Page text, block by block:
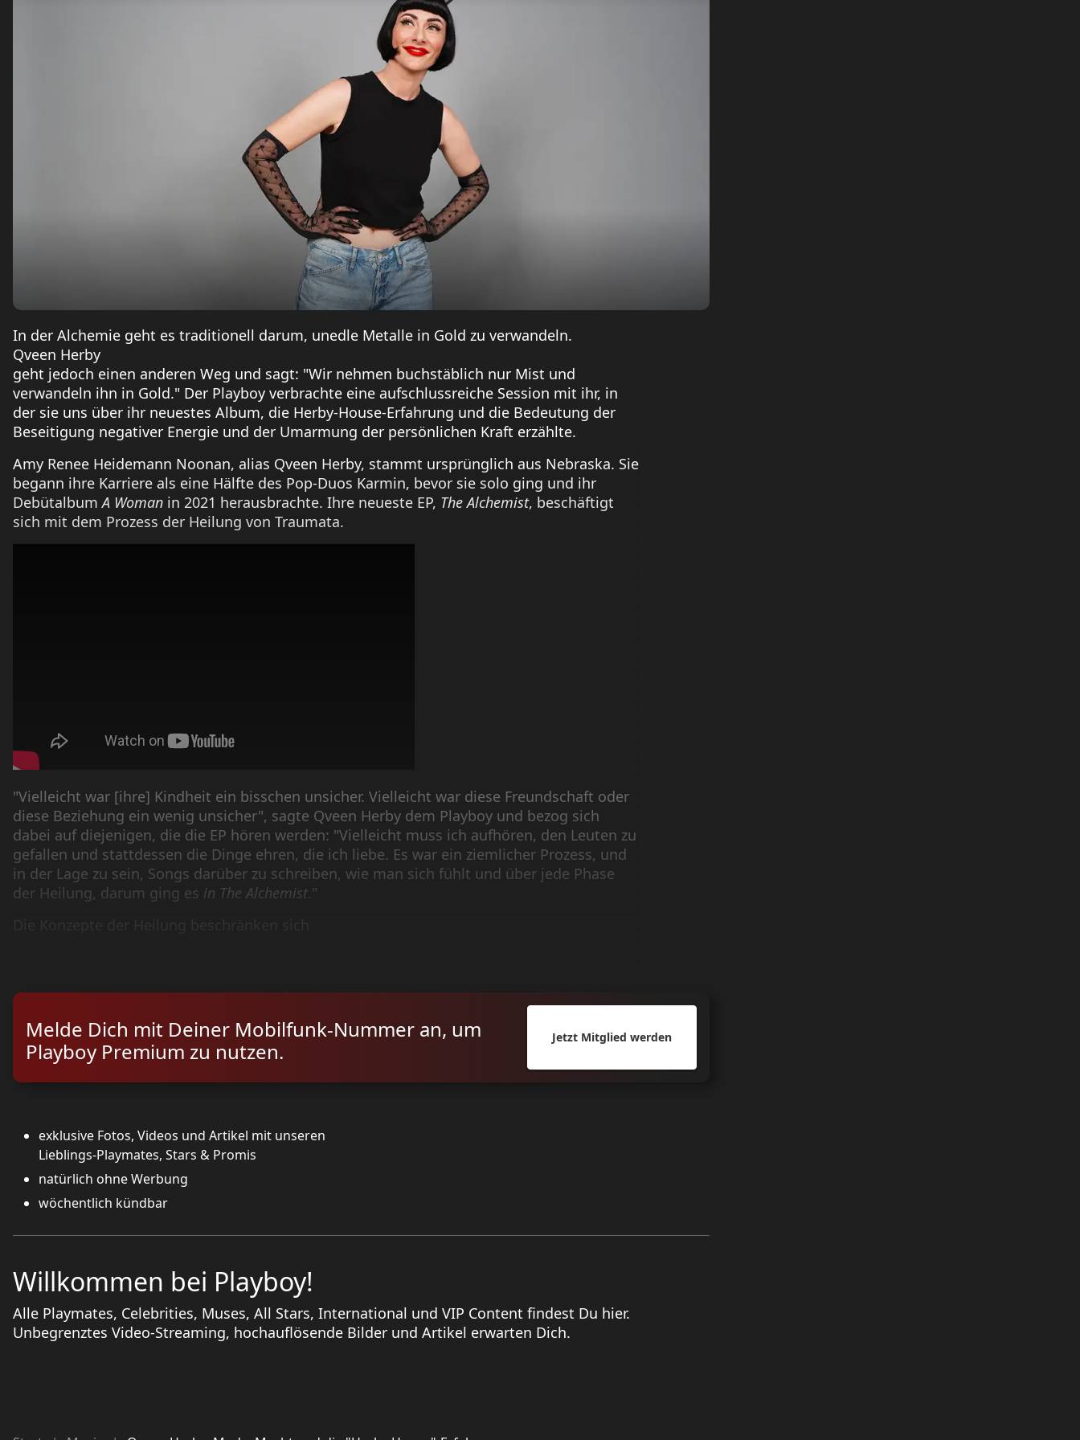
In der Alchemie geht es traditionell darum, unedle Metalle in Gold zu verwandeln.
Qveen Herby
geht jedoch einen anderen Weg und sagt: "Wir nehmen buchstäblich nur Mist und
verwandeln ihn in Gold." Der Playboy verbrachte eine aufschlussreiche Session mit ihr, in
der sie uns über ihr neuestes Album, die Herby-House-Erfahrung und die Bedeutung der
Beseitigung negativer Energie und der Umarmung der persönlichen Kraft erzählte.
Amy Renee Heidemann Noonan, alias Qveen Herby, stammt ursprünglich aus Nebraska. Sie
begann ihre Karriere als eine Hälfte des Pop-Duos Karmin, bevor sie solo ging und ihr
DebütalbumA Woman in 2021 herausbrachte. Ihre neueste EP, The Alchemist, beschäftigt
sich mit dem Prozess der Heilung von Traumata.
"Vielleicht war [ihre] Kindheit ein bisschen unsicher. Vielleicht war diese Freundschaft oder
diese Beziehung ein wenig unsicher", sagte Qveen Herby dem Playboy und bezog sich
dabei auf diejenigen, die die EP hören werden: "Vielleicht muss ich aufhören, den Leuten zu
gefallen und stattdessen die Dinge ehren, die ich liebe. Es war ein ziemlicher Prozess, und
in der Lage zu sein, Songs darüber zu schreiben, wie man sich fühlt und über jede Phase
der Heilung, darum ging es in The Alchemist."
Melde Dich mit Deiner Mobilfunk-Nummer an, um
Playboy Premium zu nutzen.
Jetzt Mitglied werden
exklusive Fotos, Videos und Artikel mit unseren
Lieblings-Playmates, Stars & Promis
natürlich ohne Werbung
wöchentlich kündbar
Willkommen bei Playboy!
Alle Playmates, Celebrities, Muses, All Stars, International und VIP Content findest Du hier.
Unbegrenztes Video-Streaming, hochauflösende Bilder und Artikel erwarten Dich.